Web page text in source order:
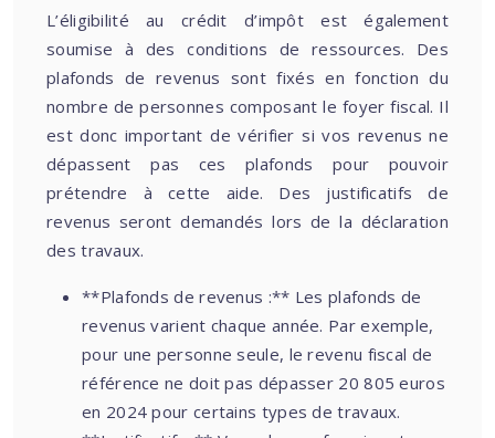
L’éligibilité au crédit d’impôt est également
soumise à des conditions de ressources. Des
plafonds de revenus sont fixés en fonction du
nombre de personnes composant le foyer fiscal. Il
est donc important de vérifier si vos revenus ne
dépassent pas ces plafonds pour pouvoir
prétendre à cette aide. Des justificatifs de
revenus seront demandés lors de la déclaration
des travaux.
**Plafonds de revenus :** Les plafonds de
revenus varient chaque année. Par exemple,
pour une personne seule, le revenu fiscal de
référence ne doit pas dépasser 20 805 euros
en 2024 pour certains types de travaux.